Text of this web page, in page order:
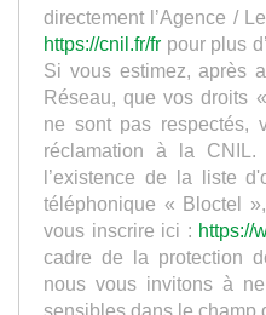
directement l’Agence /
https://cnil.fr/fr pour plus
Si vous estimez, après
Réseau, que vos droits
ne sont pas respectés,
réclamation à la
l’existence de la liste
téléphonique « Bloctel
vous inscrire ici : https://
cadre de la protection
nous vous invitons à
sensibles dans le champ